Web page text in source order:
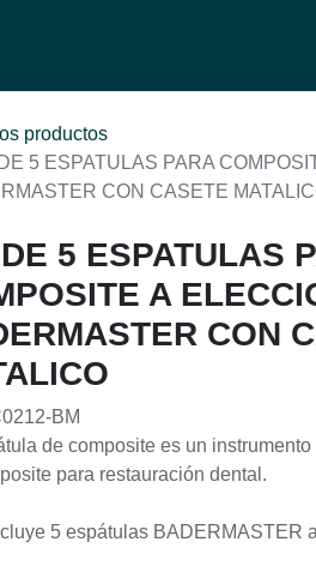
productos
5 ESPATULAS PARA
CON CASETE
5 ESPATULAS
A
CON
BM
de composite es un
para restauración dental.
5 espátulas BADERMASTER